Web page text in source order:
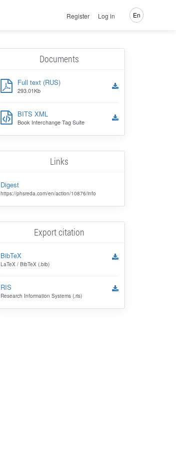
Register Log in En
Documents
Full text (RUS)
293.01Kb
BITS XML
Book Interchange Tag Suite
Links
Digest
https://phsreda.com/en/action/10876/info
Export citation
BibTeX
LaTeX / BibTeX (.bib)
RIS
Research Information Systems (.ris)